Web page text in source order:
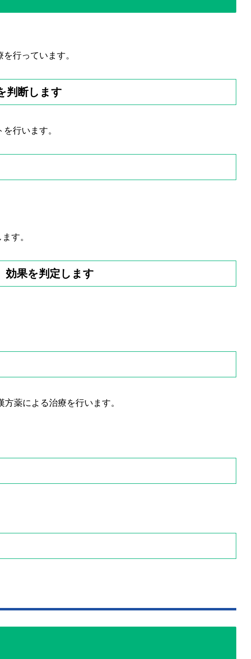
行っています。
判断します
行います。
す。
効果を判定します
薬による治療を行います。